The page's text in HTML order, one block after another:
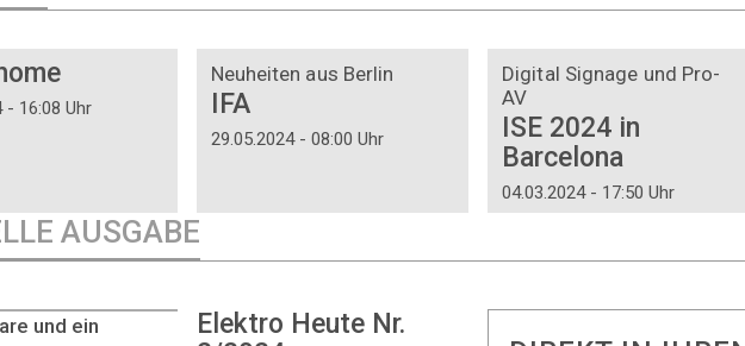
- 16:08 Uhr
Neuheiten aus Berlin
IFA
29.05.2024 - 08:00 Uhr
Digital Signage und Pro-
AV
ISE 2024 in
Barcelona
04.03.2024 - 17:50 Uhr
AUSGABE
Elektro Heute Nr.
und ein